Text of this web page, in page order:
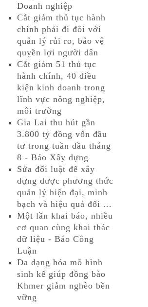
Doanh nghiệp
Cắt giảm thủ tục hành
chính phải đi đôi với
quản lý rủi ro, bảo vệ
quyền lợi người dân
Cắt giảm 51 thủ tục
hành chính, 40 điều
kiện kinh doanh trong
lĩnh vực nông nghiệp,
môi trường
Gia Lai thu hút gần
3.800 tỷ đồng vốn đầu
tư trong tuần đầu tháng
8 - Báo Xây dựng
Sửa đổi luật để xây
dựng được phương thức
quản lý hiện đại, minh
bạch và hiệu quả đối ...
Một lần khai báo, nhiều
cơ quan cùng khai thác
dữ liệu - Báo Công
Luận
Đa dạng hóa mô hình
sinh kế giúp đồng bào
Khmer giảm nghèo bền
vững